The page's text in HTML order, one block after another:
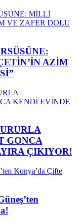
AZİM
GONCA
ÇIKIYOR!